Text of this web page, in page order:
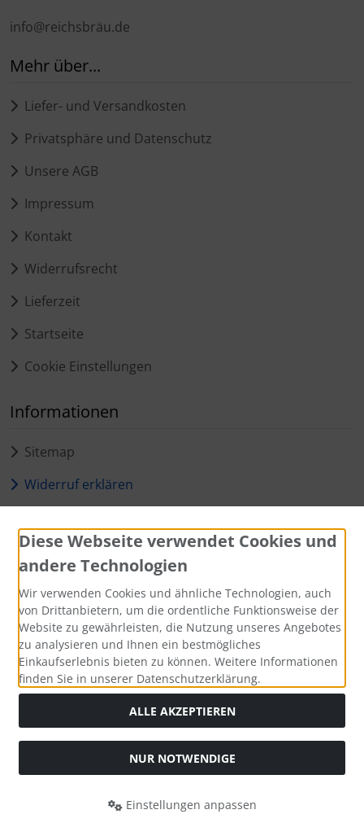
info@reichsbräu.de
Mehr über...
Liefer- und Versandkosten
Privatsphäre und Datenschutz
Unsere AGB
Impressum
Kontakt
Widerrufsrecht
Lieferzeit
Startseite
Cookie Einstellungen
Informationen
Sitemap
Widerruf erklären
Zahlungsmethoden
Social Media
durchgestrichenen Preise entsprechen dem bisherigen Preis
bei reichsbräu.de - Das Kultbier bekannt auf Funk und
Fernsehen.
reichsbräu.de - Das Kultbier bekannt auf Funk und Fernsehen
© 2026 | Template © 2026 by Karl
Diese Webseite verwendet Cookies und
andere Technologien
Wir verwenden Cookies und ähnliche Technologien, auch
von Drittanbietern, um die ordentliche Funktionsweise der
Website zu gewährleisten, die Nutzung unseres Angebotes
zu analysieren und Ihnen ein bestmögliches
Einkaufserlebnis bieten zu können. Weitere Informationen
finden Sie in unserer Datenschutzerklärung.
ALLE AKZEPTIEREN
NUR NOTWENDIGE
Einstellungen anpassen